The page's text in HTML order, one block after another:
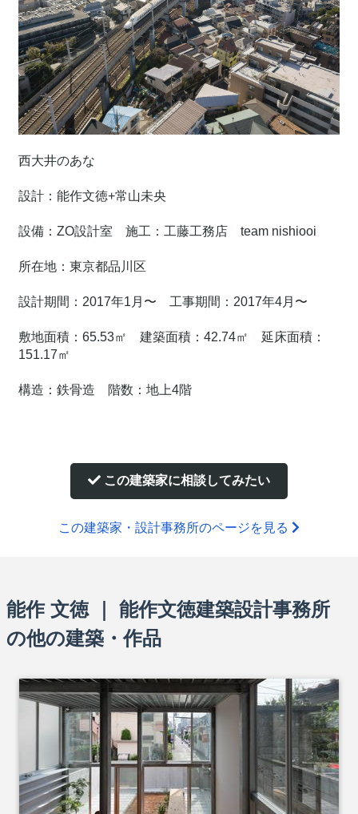
西大井のあな
設計：能作文徳+常山未央
設備：ZO設計室　施工：工藤工務店　team nishiooi
所在地：東京都品川区
設計期間：2017年1月〜　工事期間：2017年4月〜
敷地面積：65.53㎡　建築面積：42.74㎡　延床面積：
151.17㎡
構造：鉄骨造　階数：地上4階
この建築家に相談してみたい
この建築家・設計事務所のページを見る
能作 文徳 ｜ 能作文徳建築設計事務所
の他の建築・作品